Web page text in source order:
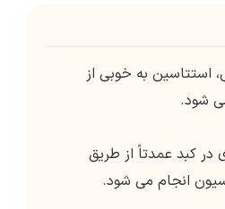
به خوبی از
شود.
کبد عمدتاً از طریق
انجام می شود.